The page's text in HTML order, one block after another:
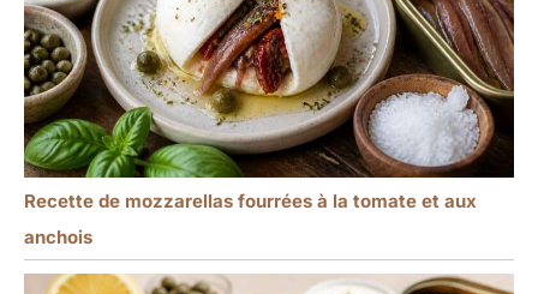
Recette de mozzarellas fourrées à la tomate et aux
anchois